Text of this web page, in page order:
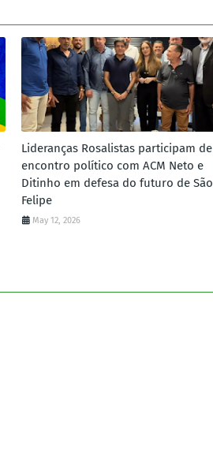
Lideranças Rosalistas participam de
encontro político com ACM Neto e
Ditinho em defesa do futuro de São
Felipe
May 12, 2026